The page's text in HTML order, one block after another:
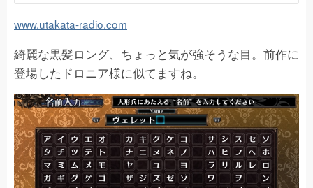
www.utakata-radio.com
綺麗な黒髪ロング、ちょっと気が強そうな目。前作に
登場したドロニア様に似てますね。